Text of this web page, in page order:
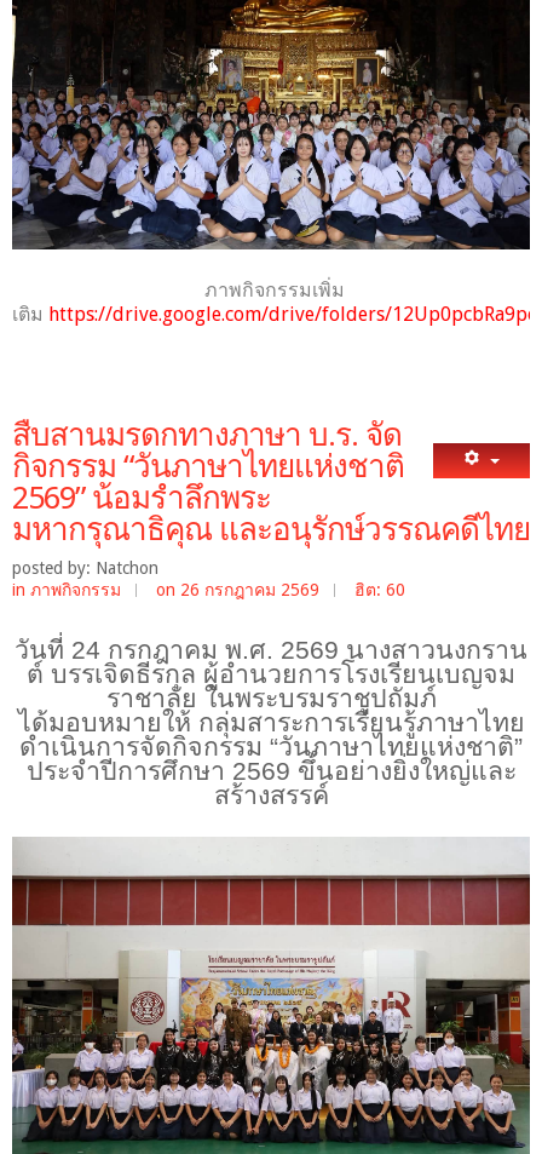
ภาพกิจกรรมเพิ่ม
เติม https://drive.google.com/drive/folders/
สืบสานมรดกทางภาษา บ.ร. จัด
กิจกรรม “วันภาษาไทยแห่งชาติ
2569” น้อมรำลึกพระ
มหากรุณาธิคุณ และอนุรักษ์วรรณคดีไทย
posted by: Natchon
in ภาพกิจกรรม on 26 กรกฎาคม 2569 ฮิต: 60
วันที่ 24 กรกฎาคม พ.ศ. 2569 นางสาวนงกราน
ต์ บรรเจิดธีรกุล ผู้อำนวยการโรงเรียนเบญจม
ราชาลัย ในพระบรมราชูปถัมภ์
ได้มอบหมายให้ กลุ่มสาระการเรียนรู้ภาษาไทย
ดำเนินการจัดกิจกรรม “วันภาษาไทยแห่งชาติ”
ประจำปีการศึกษา 2569 ขึ้นอย่างยิ่งใหญ่และ
สร้างสรรค์